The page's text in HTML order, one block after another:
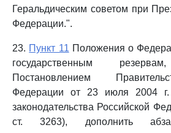
Геральдическим советом при
Федерации.".
23. Пункт 11 Положения о
государственным
Постановлением
Федерации от 23 июля 2004
законодательства Российской
ст. 3263), дополнить